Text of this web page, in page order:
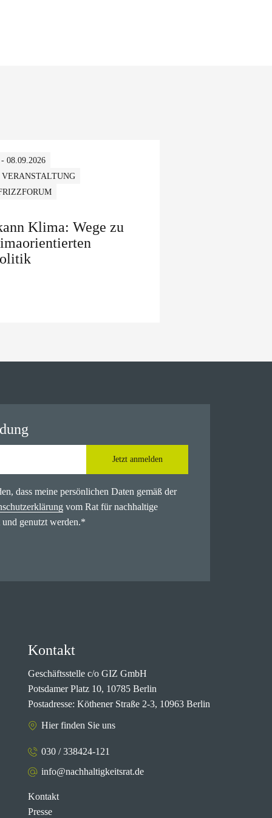
08.09.2026
Klima: Wege zu
Jetzt anmelden
dass meine persönlichen Daten gemäß der
vom Rat für nachhaltige
genutzt werden.*
Kontakt
Geschäftsstelle c/o GIZ GmbH
Potsdamer Platz 10, 10785 Berlin
Postadresse: Köthener Straße 2-3, 10963 Berlin
Hier finden Sie uns
030 / 338424-121
info@nachhaltigkeitsrat.de
Kontakt
Presse